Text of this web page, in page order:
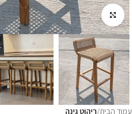
עמוד הבית ריהוט גינה
לחץ להגדלה